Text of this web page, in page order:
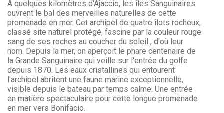
À quelques kilomètres d'Ajaccio, les îles Sanguinaires
ouvrent le bal des merveilles naturelles de cette
promenade en mer. Cet archipel de quatre îlots rocheux,
classé site naturel protégé, fascine par la couleur rouge
sang de ses roches au coucher du soleil , d'où leur
nom. Depuis la mer, on aperçoit le phare centenaire de
la Grande Sanguinaire qui veille sur l'entrée du golfe
depuis 1870. Les eaux cristallines qui entourent
l'archipel abritent une faune marine exceptionnelle,
visible depuis le bateau par temps calme. Une entrée
en matière spectaculaire pour cette longue promenade
en mer vers Bonifacio.